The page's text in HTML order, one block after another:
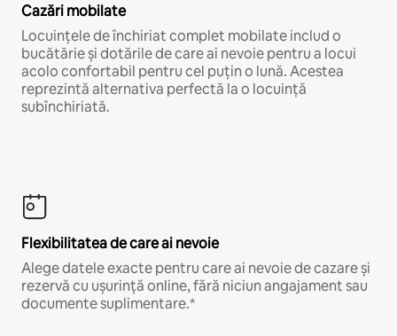
Cazări mobilate
Locuințele de închiriat complet mobilate includ o
bucătărie și dotările de care ai nevoie pentru a locui
acolo confortabil pentru cel puțin o lună. Acestea
reprezintă alternativa perfectă la o locuință
subînchiriată.
Flexibilitatea de care ai nevoie
Alege datele exacte pentru care ai nevoie de cazare și
rezervă cu ușurință online, fără niciun angajament sau
documente suplimentare.*